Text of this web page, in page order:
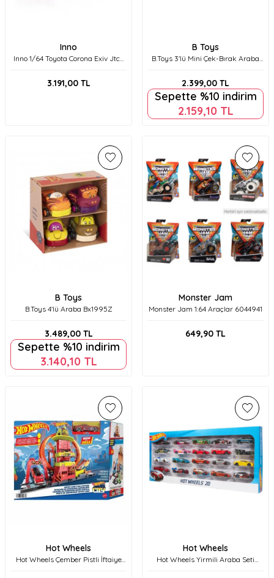
Inno
Inno 1/64 Toyota Corona Exiv Jtcc
3.191,00TL
B Toys
B.Toys 3'lü Mini Çek-Bırak Araba
2.399,00 TL
Sepette %10 indirim
2.159,10 TL
B Toys
B.Toys 4'lü Araba Bx1995Z
3.489,00TL
Sepette %10 indirim
3.140,10 TL
Monster Jam
Monster Jam 1:64 Araçlar 6044941
649,90 TL
Hot Wheels
Hot Wheels Çember Pistli İftaiye
Hot Wheels
Hot Wheels Yirmili Araba Seti